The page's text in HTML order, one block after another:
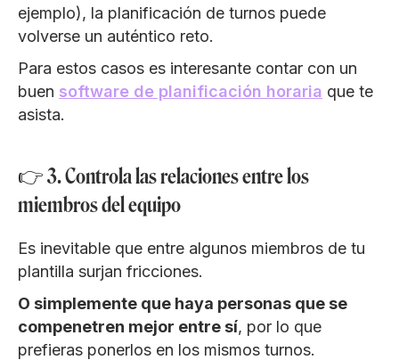
ejemplo), la planificación de turnos puede
volverse un auténtico reto.
Para estos casos es interesante contar con un
buen software de planificación horaria que te
asista.
👉 3. Controla las relaciones entre los
miembros del equipo
Es inevitable que entre algunos miembros de tu
plantilla surjan fricciones.
O simplemente que haya personas que se
compenetren mejor entre sí, por lo que
prefieras ponerlos en los mismos turnos.